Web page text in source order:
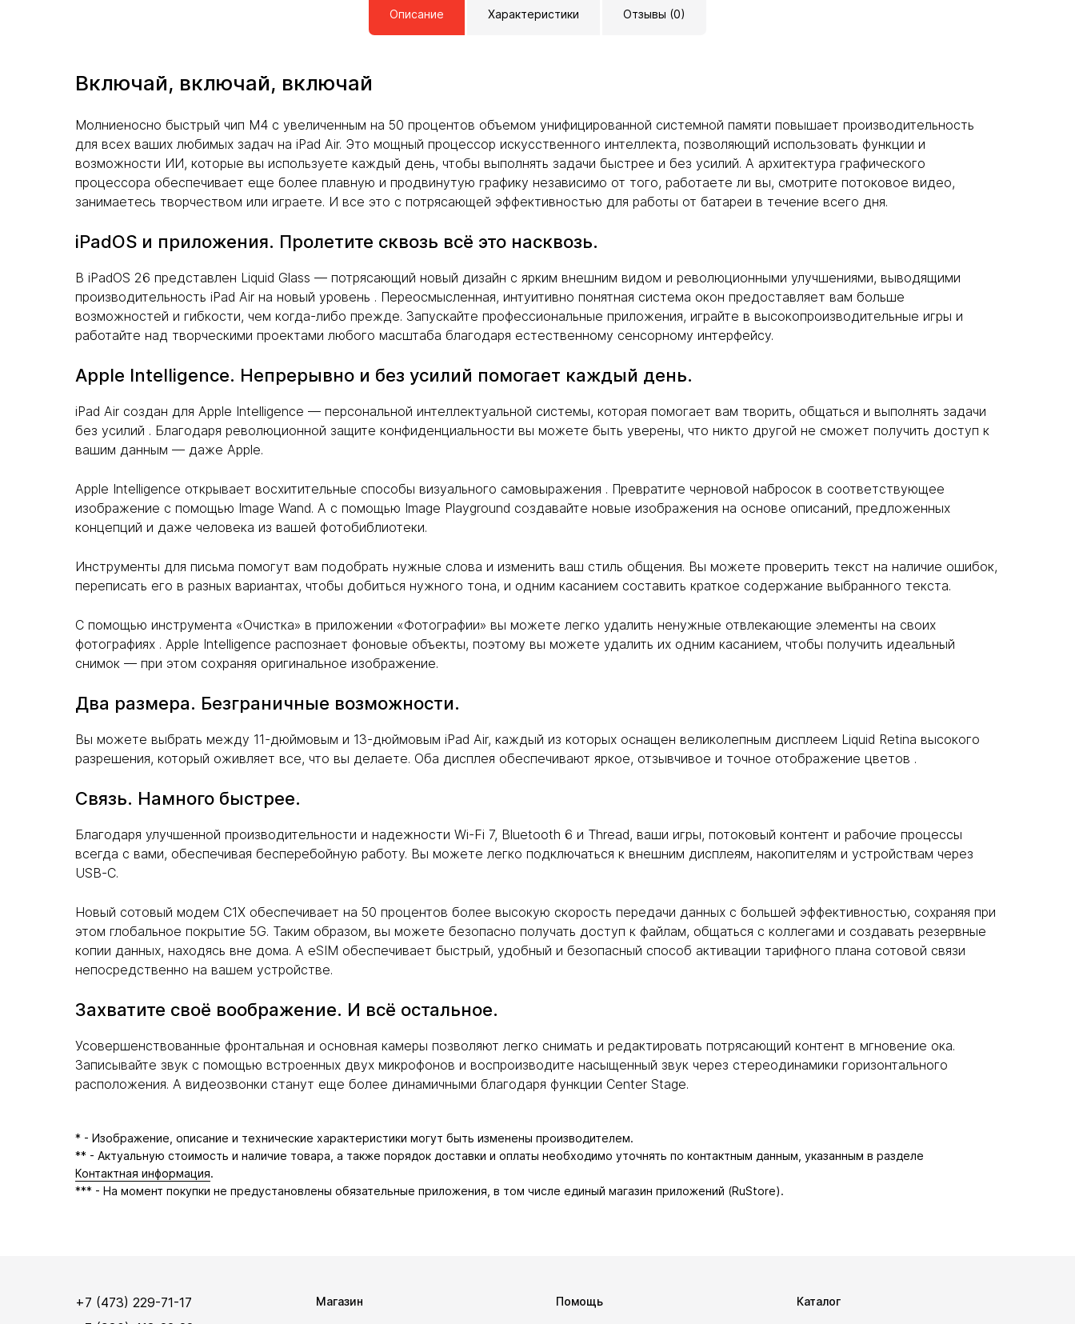
Описание Характеристики Отзывы (0)
Включай, включай, включай
Молниеносно быстрый чип M4 с увеличенным на 50 процентов объемом унифицированной системной памяти повышает производительность
для всех ваших любимых задач на iPad Air. Это мощный процессор искусственного интеллекта, позволяющий использовать функции и
возможности ИИ, которые вы используете каждый день, чтобы выполнять задачи быстрее и без усилий. А архитектура графического
процессора обеспечивает еще более плавную и продвинутую графику независимо от того, работаете ли вы, смотрите потоковое видео,
занимаетесь творчеством или играете. И все это с потрясающей эффективностью для работы от батареи в течение всего дня.
iPadOS и приложения. Пролетите сквозь всё это насквозь.
В iPadOS 26 представлен Liquid Glass — потрясающий новый дизайн с ярким внешним видом и революционными улучшениями, выводящими
производительность iPad Air на новый уровень . Переосмысленная, интуитивно понятная система окон предоставляет вам больше
возможностей и гибкости, чем когда-либо прежде. Запускайте профессиональные приложения, играйте в высокопроизводительные игры и
работайте над творческими проектами любого масштаба благодаря естественному сенсорному интерфейсу.
Apple Intelligence. Непрерывно и без усилий помогает каждый день.
iPad Air создан для Apple Intelligence — персональной интеллектуальной системы, которая помогает вам творить, общаться и выполнять задачи
без усилий . Благодаря революционной защите конфиденциальности вы можете быть уверены, что никто другой не сможет получить доступ к
вашим данным — даже Apple.
Apple Intelligence открывает восхитительные способы визуального самовыражения . Превратите черновой набросок в соответствующее
изображение с помощью Image Wand. А с помощью Image Playground создавайте новые изображения на основе описаний, предложенных
концепций и даже человека из вашей фотобиблиотеки.
Инструменты для письма помогут вам подобрать нужные слова и изменить ваш стиль общения. Вы можете проверить текст на наличие ошибок,
переписать его в разных вариантах, чтобы добиться нужного тона, и одним касанием составить краткое содержание выбранного текста.
С помощью инструмента «Очистка» в приложении «Фотографии» вы можете легко удалить ненужные отвлекающие элементы на своих
фотографиях . Apple Intelligence распознает фоновые объекты, поэтому вы можете удалить их одним касанием, чтобы получить идеальный
снимок — при этом сохраняя оригинальное изображение.
Два размера. Безграничные возможности.
Вы можете выбрать между 11-дюймовым и 13-дюймовым iPad Air, каждый из которых оснащен великолепным дисплеем Liquid Retina высокого
разрешения, который оживляет все, что вы делаете. Оба дисплея обеспечивают яркое, отзывчивое и точное отображение цветов .
Связь. Намного быстрее.
Благодаря улучшенной производительности и надежности Wi-Fi 7, Bluetooth 6 и Thread, ваши игры, потоковый контент и рабочие процессы
всегда с вами, обеспечивая бесперебойную работу. Вы можете легко подключаться к внешним дисплеям, накопителям и устройствам через
USB-C.
Новый сотовый модем C1X обеспечивает на 50 процентов более высокую скорость передачи данных с большей эффективностью, сохраняя при
этом глобальное покрытие 5G. Таким образом, вы можете безопасно получать доступ к файлам, общаться с коллегами и создавать резервные
копии данных, находясь вне дома. А eSIM обеспечивает быстрый, удобный и безопасный способ активации тарифного плана сотовой связи
непосредственно на вашем устройстве.
Захватите своё воображение. И всё остальное.
Усовершенствованные фронтальная и основная камеры позволяют легко снимать и редактировать потрясающий контент в мгновение ока.
Записывайте звук с помощью встроенных двух микрофонов и воспроизводите насыщенный звук через стереодинамики горизонтального
расположения. А видеозвонки станут еще более динамичными благодаря функции Center Stage.
* - Изображение, описание и технические характеристики могут быть изменены производителем.
** - Актуальную стоимость и наличие товара, а также порядок доставки и оплаты необходимо уточнять по контактным данным, указанным в разделе
Контактная информация.
*** - На момент покупки не предустановлены обязательные приложения, в том числе единый магазин приложений (RuStore).
+7 (473) 229-71-17
Магазин
Помощь
Каталог